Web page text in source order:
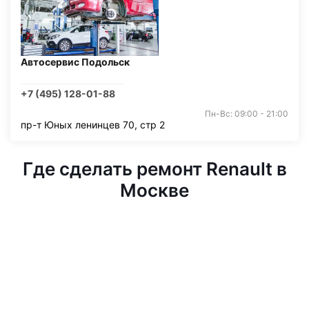
Автосервис Подольск
+7 (495) 128-01-88
Пн-Вс: 09:00 - 21:00
пр-т Юных ленинцев 70, стр 2
Где сделать ремонт Renault в
Москве